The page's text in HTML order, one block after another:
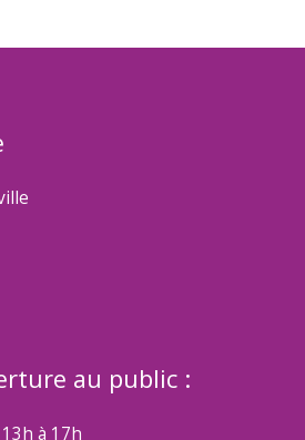
au public :
à 17h